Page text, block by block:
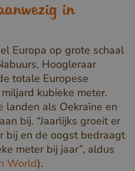
in
Europa op grote schaal
Hoogleraar
totale Europese
kubieke meter.
landen als Oekraïne en
bij. “Jaarlijks groeit er
bij en de oogst bedraagt
meter bij jaar”, aldus
World).